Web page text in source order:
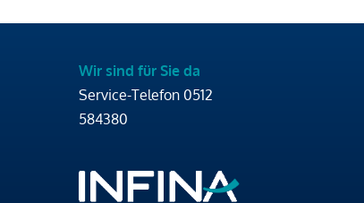
Wir sind für Sie da
Service-Telefon0512
584380